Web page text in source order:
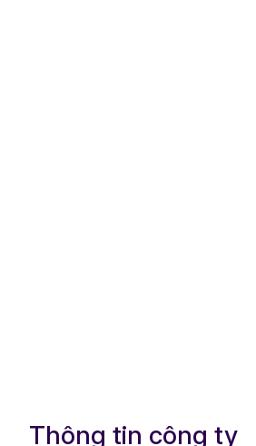
Thông tin công ty